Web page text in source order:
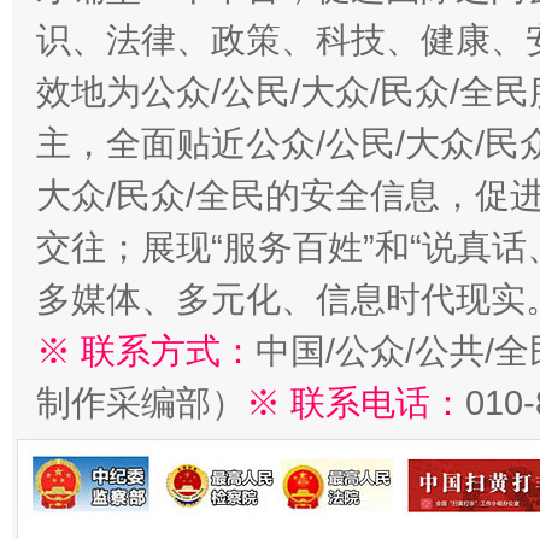
识、法律、政策、科技、健康
效地为公众/公民/大众/民众/全
主，全面贴近公众/公民/大众/民
大众/民众/全民的安全信息，促
交往；展现“服务百姓”和“说真
多媒体、多元化、信息时代现实
※ 联系方式： 中国/公众/公共/
制作采编部）
※ 联系电话：